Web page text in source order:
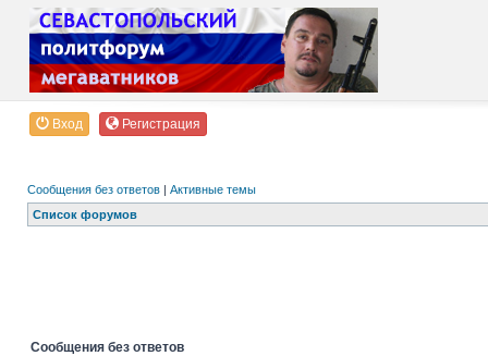
Вход Регистрация
Сообщения без ответов | Активные темы
Список форумов
Сообщения без ответов